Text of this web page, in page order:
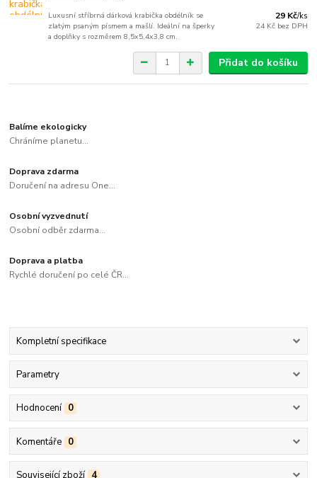
Luxusní stříbrná dárková krabička obdélník se
zlatým psaným písmem a mašlí. Ideální na šperky
a doplňky s rozměrem 8,5x5,4x3,8 cm.
29 Kč/ks
24 Kč bez DPH
Přidat do košíku
Balíme ekologicky
Chráníme planetu...
Doprava zdarma
Doručení na adresu One...
Osobní vyzvednutí
Osobní odběr zdarma...
Doprava a platba
Rychlé doručení po celé ČR...
Kompletní specifikace
Parametry
Hodnocení 0
Komentáře 0
Související zboží 4